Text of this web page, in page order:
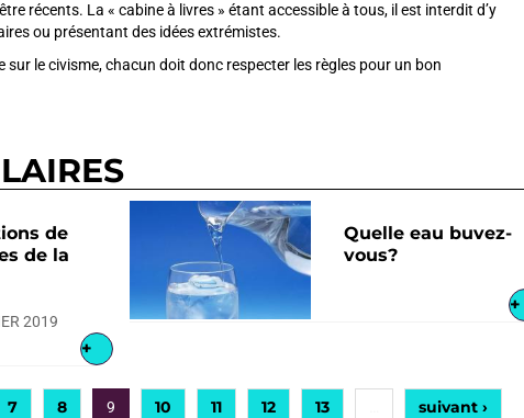
récents. La « cabine à livres » étant accessible à tous, il est interdit d’y
ou présentant des idées extrémistes.
sur le civisme, chacun doit donc respecter les règles pour un bon
de
de la
2019
+
Quelle eau buvez-
vous?
+
7 8 9 10 11 12 13 suivant ›